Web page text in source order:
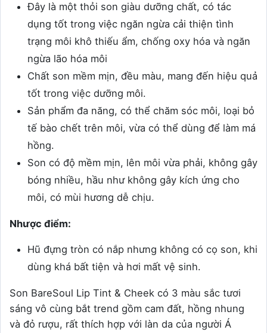
Đây là một thỏi son giàu dưỡng chất, có tác
dụng tốt trong việc ngăn ngừa cải thiện tình
trạng môi khô thiếu ẩm, chống oxy hóa và ngăn
ngừa lão hóa môi
Chất son mềm mịn, đều màu, mang đến hiệu quả
tốt trong việc dưỡng môi.
Sản phẩm đa năng, có thể chăm sóc môi, loại bỏ
tế bào chết trên môi, vừa có thể dùng để làm má
hồng.
Son có độ mềm mịn, lên môi vừa phải, không gây
bóng nhiều, hầu như không gây kích ứng cho
môi, có mùi hương dễ chịu.
Nhược điểm:
Hũ đựng tròn có nắp nhưng không có cọ son, khi
dùng khá bất tiện và hơi mất vệ sinh.
Son BareSoul Lip Tint & Cheek có 3 màu sắc tươi
sáng vô cùng bắt trend gồm cam đất, hồng nhung
và đỏ rượu, rất thích hợp với làn da của người Á